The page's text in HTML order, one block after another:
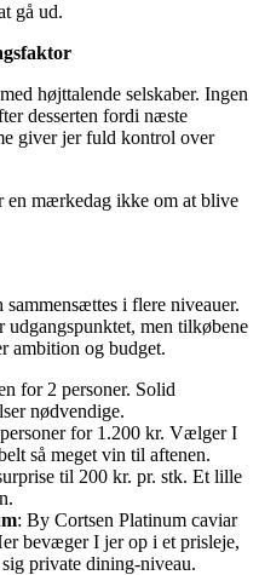
gå ud.
højttalende selskaber. Ingen
desserten fordi næste
giver jer fuld kontrol over
en mærkedag ikke om at blive
i flere niveauer.
udgangspunktet, men tilkøbene
ambition og budget.
for 2 personer. Solid
nødvendige.
for 1.200 kr. Vælger I
så meget vin til aftenen.
til 200 kr. pr. stk. Et lille
: By Cortsen Platinum caviar
bevæger I jer op i et prisleje,
private dining-niveau.